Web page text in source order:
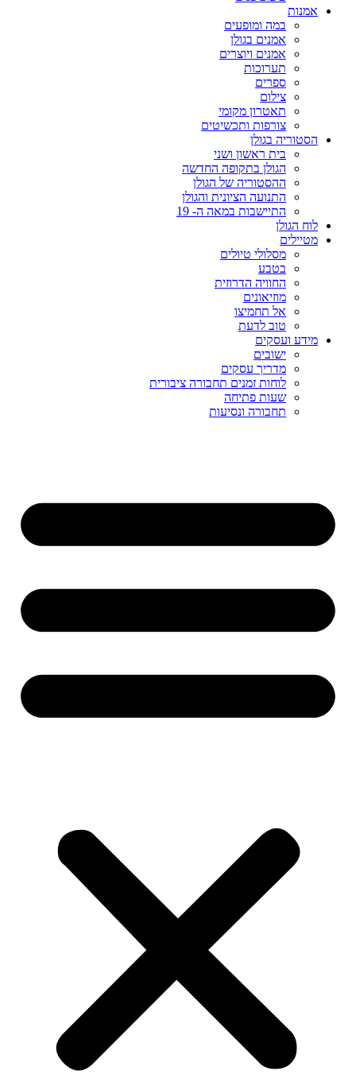
אמנות
במה ומופעים
אמנים בגולן
אמנים ויוצרים
תערוכות
ספרים
צילום
תאטרון מקומי
צורפות ותכשיטים
הסטוריה בגולן
בית ראשון ושני
הגולן בתקופה החדשה
ההסטוריה של הגולן
התנועה הציונית והגולן
התיישבות במאה ה- 19
לוח הגולן
מטיילים
מסלולי טיולים
בטבע
החוויה הדרוזית
מוזיאונים
אל תחמיצו
טוב לדעת
מידע ועסקים
ישובים
מדריך עסקים
לוחות זמנים תחבורה ציבורית
שעות פתיחה
תחבורה ונסיעות